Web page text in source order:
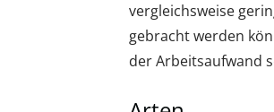
vergleichsweise
gebracht werden
der Arbeitsaufwand